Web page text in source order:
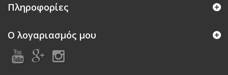
Πληροφορίες
Ο λογαριασμός μου